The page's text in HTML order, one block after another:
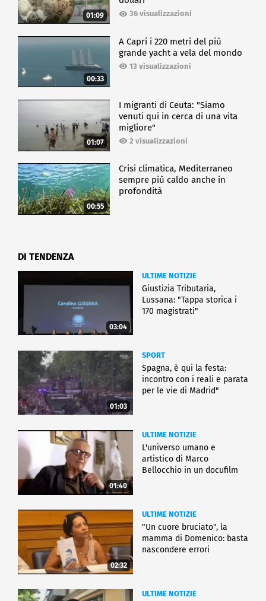
01:09 36 visualizzazioni
00:33
A Capri i 220 metri del più
grande yacht a vela del mondo
13 visualizzazioni
01:07
I migranti di Ceuta: "Siamo
venuti qui in cerca di una vita
migliore"
2 visualizzazioni
00:55
Crisi climatica, Mediterraneo
sempre più caldo anche in
profondità
DI TENDENZA
03:04
ULTIME NOTIZIE
Giustizia Tributaria,
Lussana: "Tappa storica i
170 magistrati"
01:03
SPORT
Spagna, è qui la festa:
incontro con i reali e parata
per le vie di Madrid"
01:40
ULTIME NOTIZIE
L'universo umano e
artistico di Marco
Bellocchio in un docufilm
02:32
ULTIME NOTIZIE
"Un cuore bruciato", la
mamma di Domenico: basta
nascondere errori
ULTIME NOTIZIE